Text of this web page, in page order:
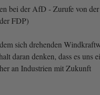
bei der AfD - Zurufe von der
FDP)
sich drehenden
daran denken, dass es uns
an Industrien mit Zukunft